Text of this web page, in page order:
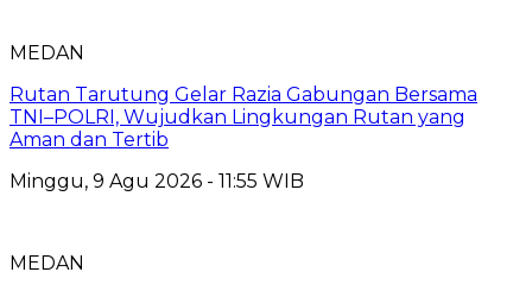
MEDAN
Rutan Tarutung Gelar Razia Gabungan Bersama
TNI–POLRI, Wujudkan Lingkungan Rutan yang
Aman dan Tertib
Minggu, 9 Agu 2026 - 11:55 WIB
MEDAN